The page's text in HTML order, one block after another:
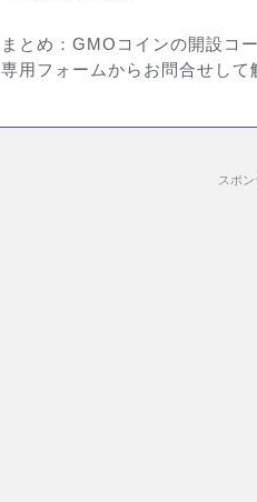
まとめ：GMOコインの開設コ
専用フォームからお問合せして
スポ